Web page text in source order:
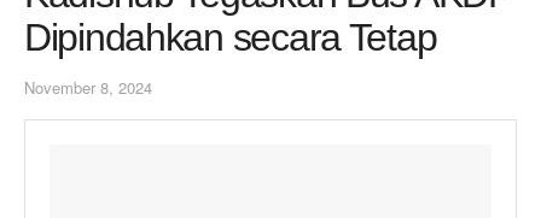
Dipindahkan secara Tetap
November 8, 2024